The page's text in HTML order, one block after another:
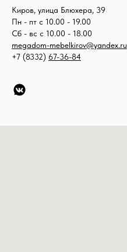
Киров, улица Блюхера, 39
Пн - пт с 10.00 - 19.00
Сб - вс с 10.00 - 18.00
megadom-mebelkirov@yandex.ru
+7 (8332) 67-36-84